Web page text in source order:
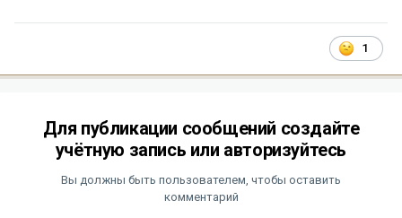
1
Для публикации сообщений создайте
учётную запись или авторизуйтесь
Вы должны быть пользователем, чтобы оставить
комментарий